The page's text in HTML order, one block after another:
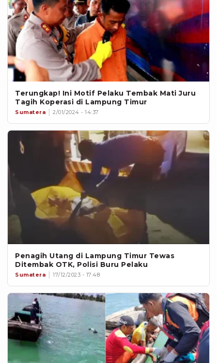
Terungkap! Ini Motif Pelaku Tembak Mati Juru
Tagih Koperasi di Lampung Timur
Sumatera 2/01/2024 - 14:37
Penagih Utang di Lampung Timur Tewas
Ditembak OTK, Polisi Buru Pelaku
Sumatera 17/12/2023 - 17:48